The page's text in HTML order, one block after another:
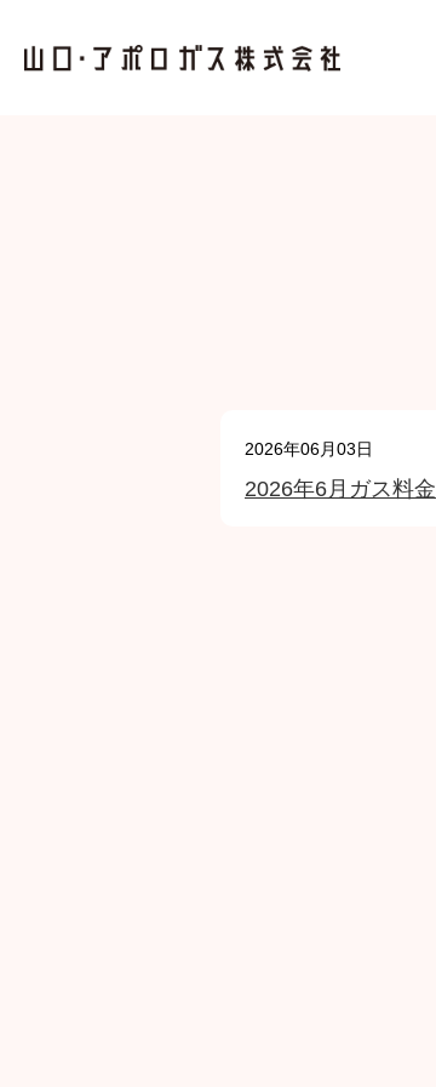
2026年06月03日
2026年6月ガス料金